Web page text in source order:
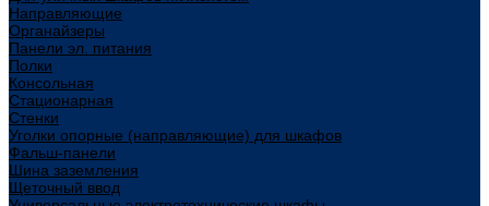
Направляющие
Органайзеры
Панели эл. питания
Полки
Консольная
Стационарная
Стенки
Уголки опорные (направляющие) для шкафов
Фальш-панели
Шина заземления
Щеточный ввод